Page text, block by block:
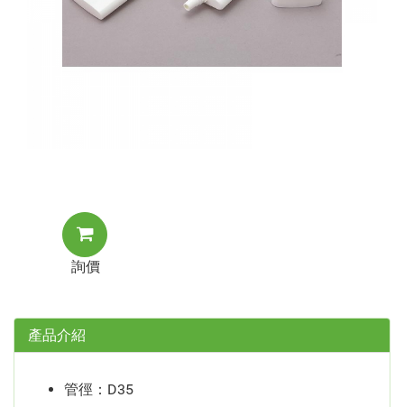
詢價
產品介紹
管徑：D35